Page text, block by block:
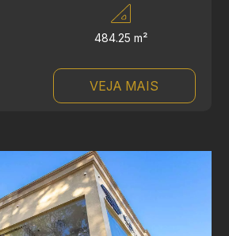
484.25 m²
VEJA MAIS